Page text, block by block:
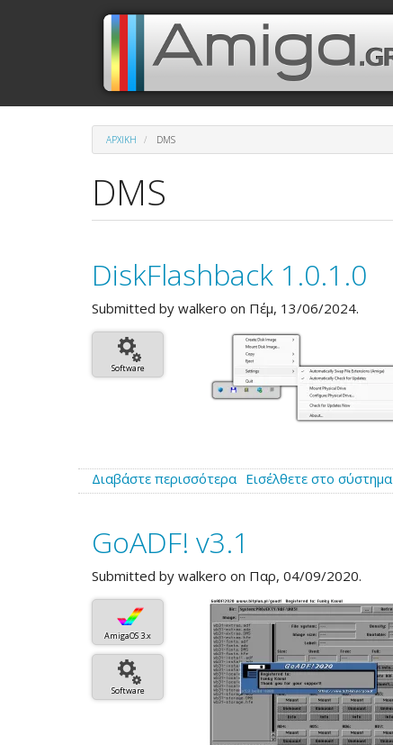
Μενού
λογαριασμού
χρήστη
Κεντρική
πλοήγηση
ΑΡΧΙΚΉ DMS
DMS
DiskFlashback 1.0.1.0
Submitted by walkero on Πέμ, 13/06/2024.
Software
Διαβάστε περισσότερα για
το
1.0.1.0
Εισέλθετε στο σύστημα
GoADF! v3.1
Submitted by walkero on Παρ, 04/09/2020.
AmigaOS 3.x
Software